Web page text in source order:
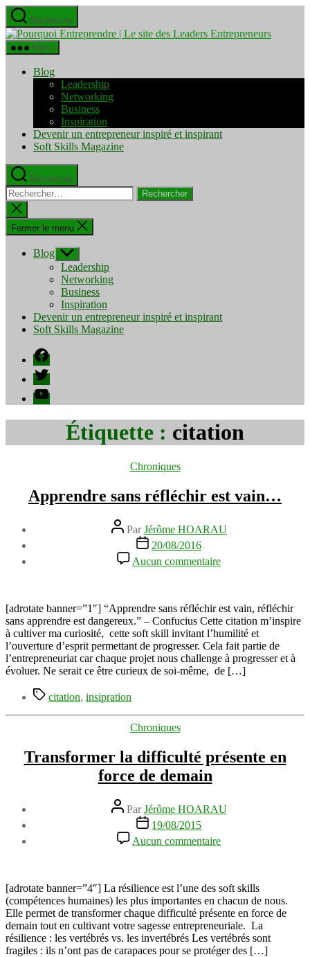
Aller
au
contenu
Recherche
Pourquoi
Menu
Blog
Leadership
Networking
Business
Inspiration
Devenir un entrepreneur inspiré et inspirant
Soft Skills Magazine
Recherche
Rechercher :
Fermer
la
recherche
Fermer le menu
Blog Afficher
le
sous-
menu
Leadership
Networking
Business
Inspiration
Devenir un entrepreneur inspiré et inspirant
Soft Skills Magazine
Facebook
Twitter
YouTube
Étiquette : citation
Catégories
Chroniques
Apprendre sans réfléchir est vain…
Auteur
de
l’article
ParJérôme HOARAU
Date
l’article
20/08/2016
Aucun commentaire
Apprendre
est
vain…
[adrotate banner=”1″] “Apprendre sans réfléchir est vain, réfléchir
sans apprendre est dangereux.” – Confucius Cette citation m’inspire
à cultiver ma curiosité, cette soft skill invitant l’humilité et
l’ouverture d’esprit permettant de progresser. Cela fait partie de
l’entrepreneuriat car chaque projet nous challenge à progresser et à
évoluer. Ne serait ce être curieux de soi-même, de […]
Étiquettes
citation, insipration
Catégories
Chroniques
Transformer la difficulté présente en
force de demain
Auteur
de
l’article
ParJérôme HOARAU
Date
l’article
19/08/2015
Aucun commentaire
Transformer
présente
en
force
de
demain
[adrotate banner=”4″] La résilience est l’une des soft skills
(compétences humaines) les plus importantes en chacun de nous.
Elle permet de transformer chaque difficulté présente en force de
demain tout en cultivant votre sagesse entrepreneuriale. La
résilience : les vertébrés vs. les invertébrés Les vertébrés sont
fragiles : ils n’ont pas de carapaces pour se protéger des […]